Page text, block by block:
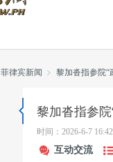
菲律宾新闻
›
黎加沓指参院“
黎加沓指参院
时间：2026-6-7 16:42
互动交流